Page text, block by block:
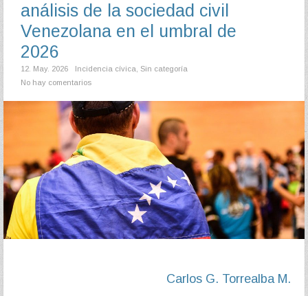
análisis de la sociedad civil
Venezolana en el umbral de
2026
12. May. 2026 Incidencia cívica Sin categoría
No hay comentarios
Carlos G. Torrealba M.